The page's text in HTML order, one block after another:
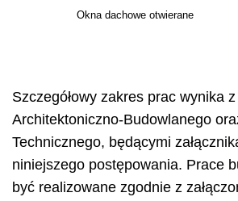
Okna dachowe otwierane
Szczegółowy zakres prac wynika
Architektoniczno-Budowlanego
Technicznego, będącymi
niniejszego postępowania. Prace
być realizowane zgodnie z